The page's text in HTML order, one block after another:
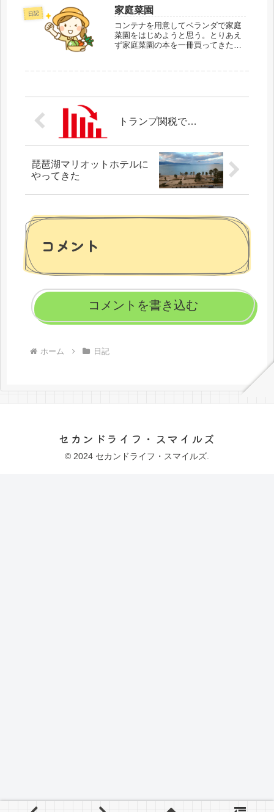
宿泊先であるグランドハイアット福
岡にタクシーで向かう。タクシーの
運転手に九州初上...
日記 家庭菜園
コンテナを用意してベランダで家庭
菜園をはじめようと思う。とりあえ
ず家庭菜園の本を一冊買ってきた。
トランプ関税で…
琵琶湖マリオットホテルに
やってきた
コメント
コメントを書き込む
ホーム 日記
セカンドライフ・スマイルズ
© 2024 セカンドライフ・スマイルズ.